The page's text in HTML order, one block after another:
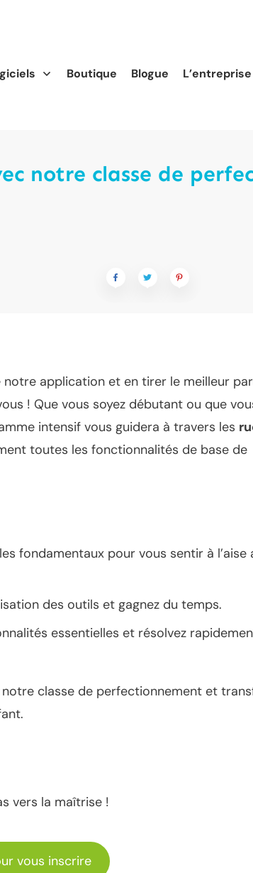
Boutique Blogue L’entreprise
notre classe de
application et en tirer le meilleur
! Que vous soyez débutant ou que
intensif vous guidera à travers les
toutes les fonctionnalités de base de
fondamentaux pour vous sentir à l’aise
des outils et gagnez du temps.
essentielles et résolvez
notre classe de perfectionnement et
vers la maîtrise !
vous inscrire